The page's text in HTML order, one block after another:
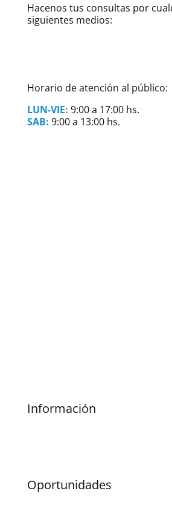
Hacenos tus consultas por
siguientes medios:
Horario de atención al público:
LUN-VIE: 9:00 a 17:00 hs.
SAB: 9:00 a 13:00 hs.
Información
Oportunidades